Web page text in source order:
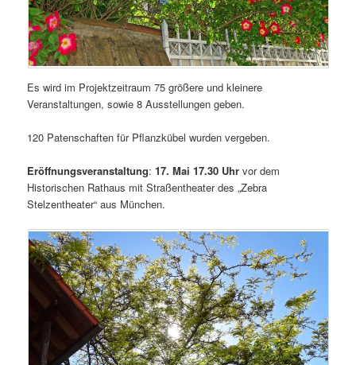
Es wird im Projektzeitraum 75 größere und kleinere
Veranstaltungen, sowie 8 Ausstellungen geben.
120 Patenschaften für Pflanzkübel wurden vergeben.
Eröffnungsveranstaltung:17. Mai 17.30 Uhr vor dem
Historischen Rathaus mit Straßentheater des „Zebra
Stelzentheater“ aus München.